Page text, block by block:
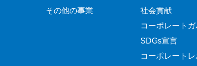
その他の事業
社会貢献
コーポレート
SDGs宣言
コーポレートレ